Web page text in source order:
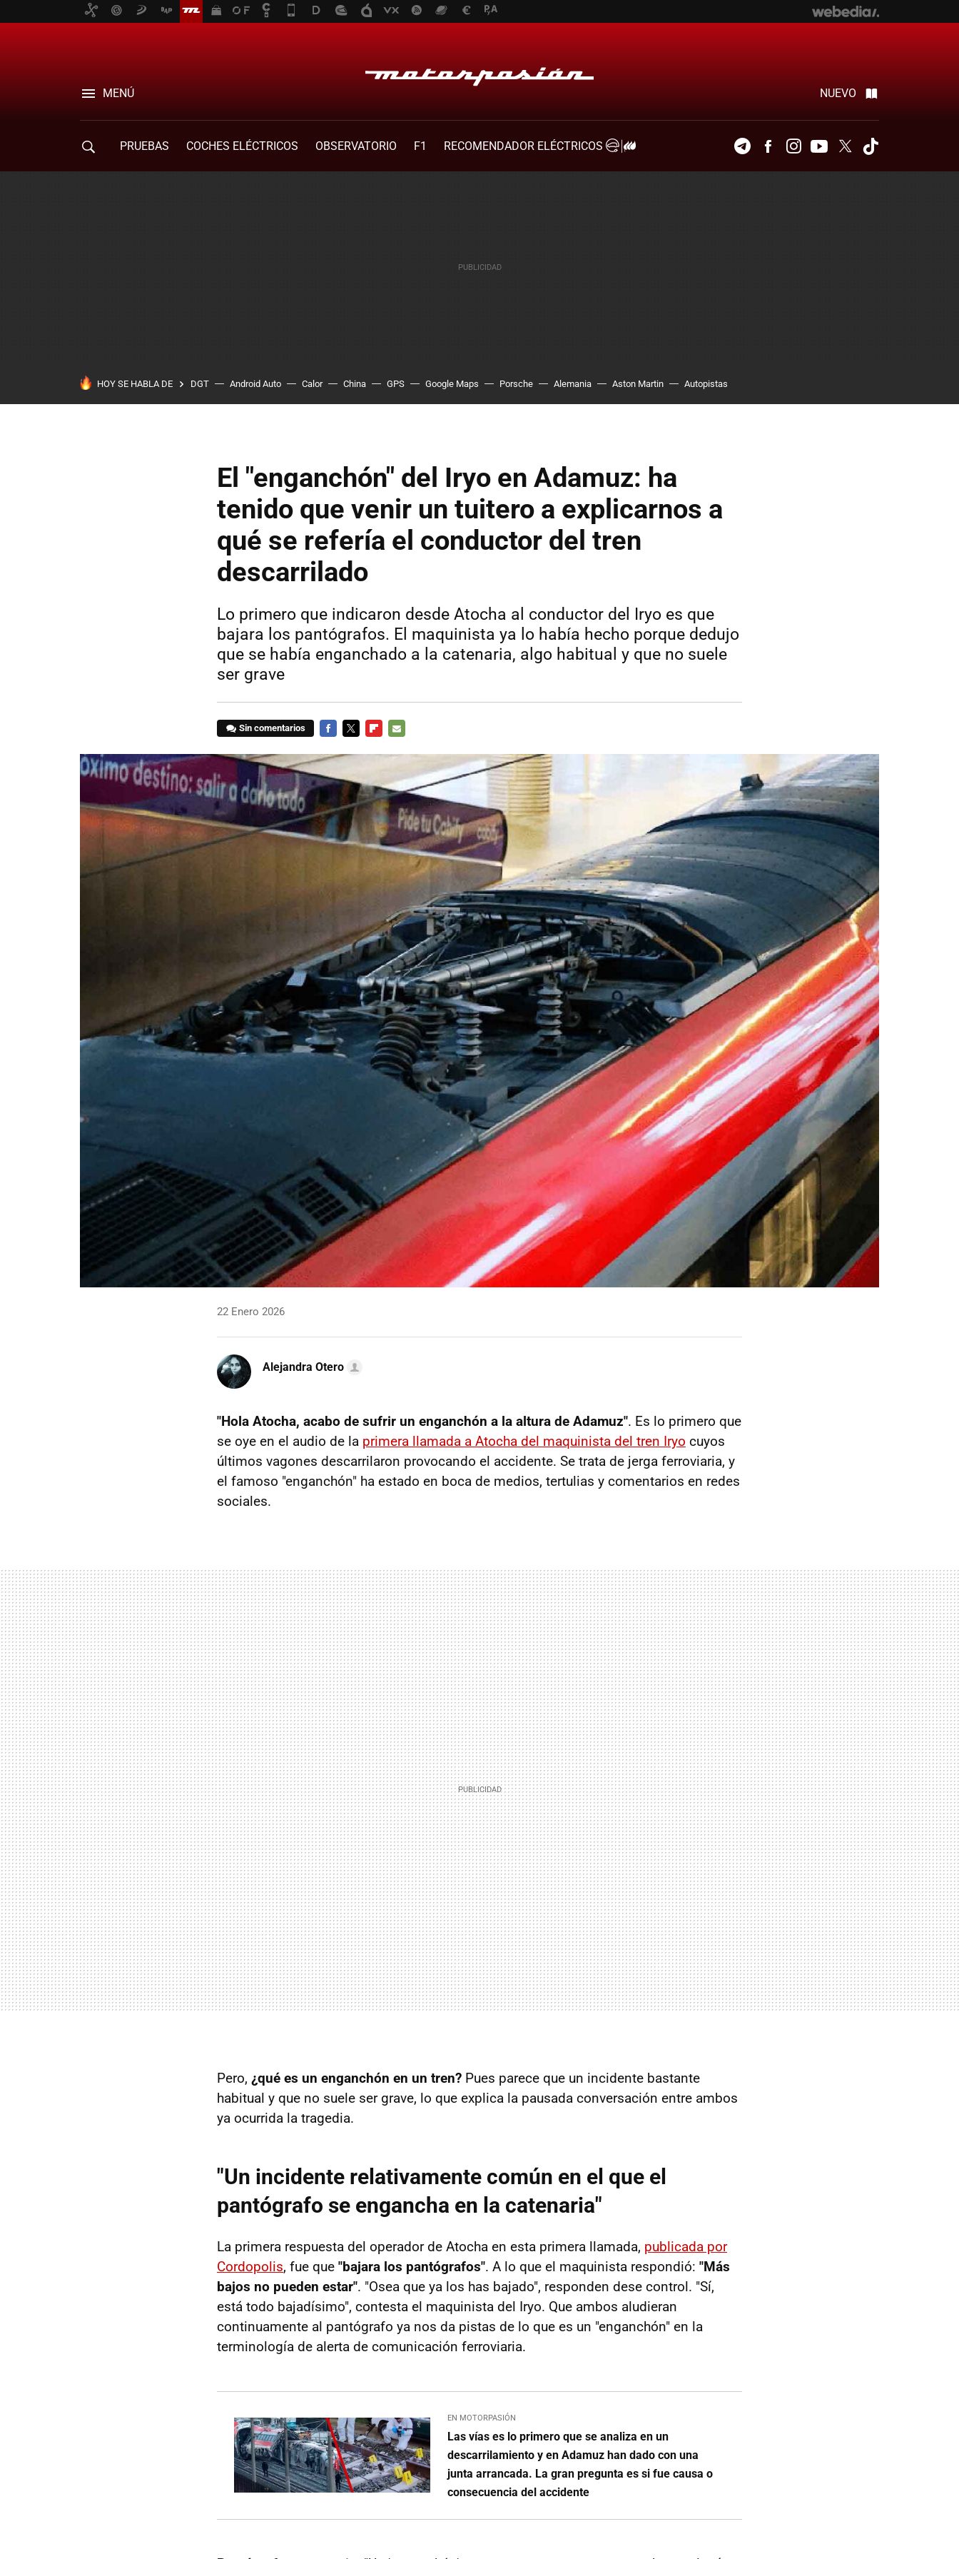
MENÚ NUEVO
PRUEBAS COCHES ELÉCTRICOS OBSERVATORIO F1
RECOMENDADOR ELÉCTRICOS
TelegramFacebookInstagramYoutubeTwitter
HOY SE HABLA DE DGT Android Auto Calor China GPS Google Maps Porsche Alemania Aston Martin Autopistas
El "enganchón" del Iryo en Adamuz: ha
tenido que venir un tuitero a explicarnos a
qué se refería el conductor del tren
descarrilado
Lo primero que indicaron desde Atocha al conductor del Iryo es que
bajara los pantógrafos. El maquinista ya lo había hecho porque dedujo
que se había enganchado a la catenaria, algo habitual y que no suele
ser grave
Sin comentarios
22 Enero 2026
Alejandra Otero
"Hola Atocha, acabo de sufrir un enganchón a la altura de Adamuz". Es lo primero que
se oye en el audio de la primera llamada a Atocha del maquinista del tren Iryo cuyos
últimos vagones descarrilaron provocando el accidente. Se trata de jerga ferroviaria, y
el famoso "enganchón" ha estado en boca de medios, tertulias y comentarios en redes
sociales.
Pero, ¿qué es un enganchón en un tren? Pues parece que un incidente bastante
habitual y que no suele ser grave, lo que explica la pausada conversación entre ambos
ya ocurrida la tragedia.
"Un incidente relativamente común en el que el
pantógrafo se engancha en la catenaria"
La primera respuesta del operador de Atocha en esta primera llamada, publicada por
Cordopolis, fue que "bajara los pantógrafos". A lo que el maquinista respondió: "Más
bajos no pueden estar". "Osea que ya los has bajado", responden dese control. "Sí,
está todo bajadísimo", contesta el maquinista del Iryo. Que ambos aludieran
continuamente al pantógrafo ya nos da pistas de lo que es un "enganchón" en la
terminología de alerta de comunicación ferroviaria.
EN MOTORPASIÓN
Las vías es lo primero que se analiza en un
descarrilamiento y en Adamuz han dado con una
junta arrancada. La gran pregunta es si fue causa o
consecuencia del accidente